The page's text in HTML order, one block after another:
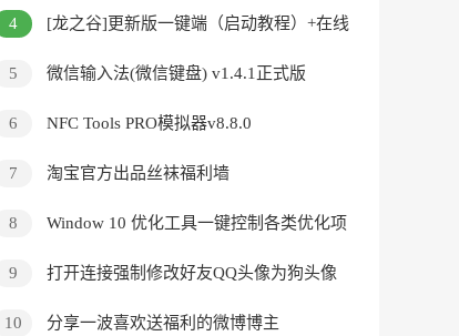
4
[龙之谷]更新版一键端（启动教程）+在线
5
微信输入法(微信键盘) v1.4.1正式版
6 NFC Tools PRO模拟器v8.8.0
7 淘宝官方出品丝袜福利墙
8 Window 10 优化工具一键控制各类优化项
9
打开连接强制修改好友QQ头像为狗头像
10
分享一波喜欢送福利的微博博主